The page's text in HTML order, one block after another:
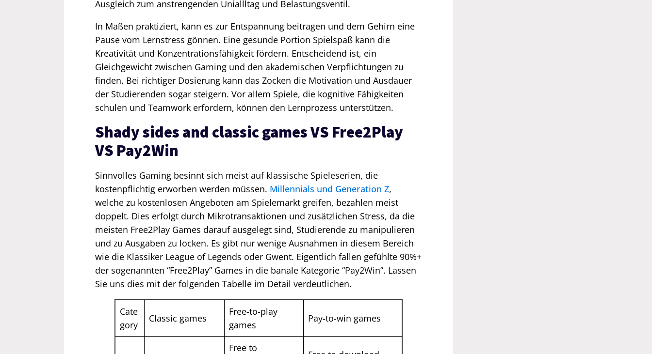
Ausgleich zum anstrengenden Uniallltag und Belastungsventil.
In Maßen praktiziert, kann es zur Entspannung beitragen und dem Gehirn eine
Pause vom Lernstress gönnen. Eine gesunde Portion Spielspaß kann die
Kreativität und Konzentrationsfähigkeit fördern. Entscheidend ist, ein
Gleichgewicht zwischen Gaming und den akademischen Verpflichtungen zu
finden. Bei richtiger Dosierung kann das Zocken die Motivation und Ausdauer
der Studierenden sogar steigern. Vor allem Spiele, die kognitive Fähigkeiten
schulen und Teamwork erfordern, können den Lernprozess unterstützen.
Shady sides and classic games VS Free2Play
VS Pay2Win
Sinnvolles Gaming besinnt sich meist auf klassische Spieleserien, die
kostenpflichtig erworben werden müssen. Millennials und Generation Z,
welche zu kostenlosen Angeboten am Spielemarkt greifen, bezahlen meist
doppelt. Dies erfolgt durch Mikrotransaktionen und zusätzlichen Stress, da die
meisten Free2Play Games darauf ausgelegt sind, Studierende zu manipulieren
und zu Ausgaben zu locken. Es gibt nur wenige Ausnahmen in diesem Bereich
wie die Klassiker League of Legends oder Gwent. Eigentlich fallen gefühlte 90%+
der sogenannten “Free2Play” Games in die banale Kategorie “Pay2Win”. Lassen
Sie uns dies mit der folgenden Tabelle im Detail verdeutlichen.
Cate
gory
Classic games
Free-to-play
games
Pay-to-win games
Free to